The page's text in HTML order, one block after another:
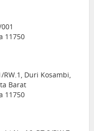
11750
RW.1, Duri Kosambi,
Barat
11750